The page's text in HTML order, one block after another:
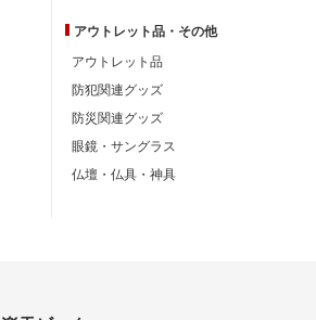
アウトレット品・ その他
アウトレット品
防犯関連グッズ
防災関連グッズ
眼鏡・サングラス
仏壇・仏具・神具